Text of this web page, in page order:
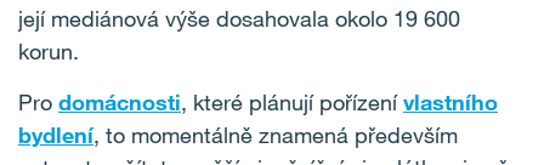
její mediánová výše dosahovala okolo 19 600
korun.
Pro domácnosti, které plánují pořízenívlastního
bydlení, to momentálně znamená především